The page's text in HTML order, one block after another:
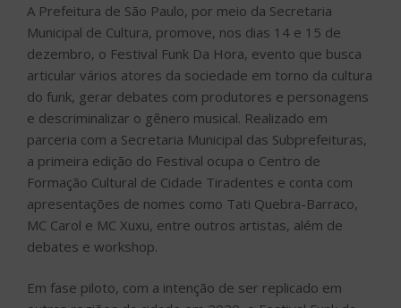
A Prefeitura de São Paulo, por meio da Secretaria
Municipal de Cultura, promove, nos dias 14 e 15 de
dezembro, o Festival Funk Da Hora, evento que busca
articular vários atores da sociedade em torno da cultura
do funk, gerar debates com produtores e personagens
e descriminalizar o gênero musical. Realizado em
parceria com a Secretaria Municipal das Subprefeituras,
a primeira edição do Festival ocupa o Centro de
Formação Cultural de Cidade Tiradentes e conta com
apresentações de nomes como Tati Quebra-Barraco,
MC Carol e MC Xuxu, entre outros artistas, além de
debates e workshop.
Em fase piloto, com a intenção de ser replicado em